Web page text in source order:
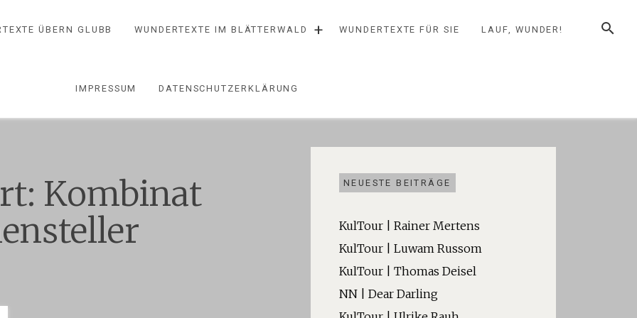
SUCHE
ÜBERN GLUBB WUNDERTEXTE IM BLÄTTERWALD + WUNDERTEXTE FÜR SIE LAUF, WUNDER!
IMPRESSUM DATENSCHUTZERKLÄRUNG
Kombinat
NEUESTE BEITRÄGE
KulTour | Rainer Mertens
KulTour | Luwam Russom
KulTour | Thomas Deisel
NN | Dear Darling